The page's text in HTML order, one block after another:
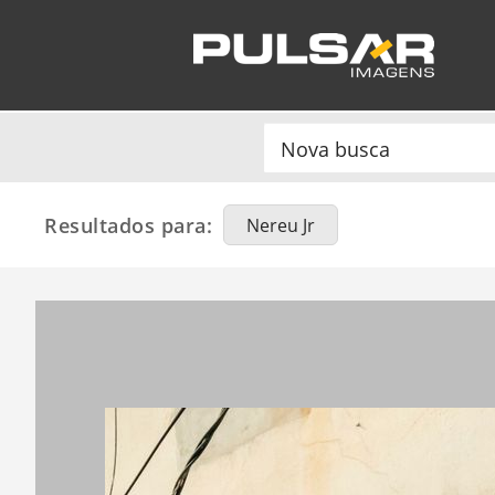
Resultados para: Nereu Jr